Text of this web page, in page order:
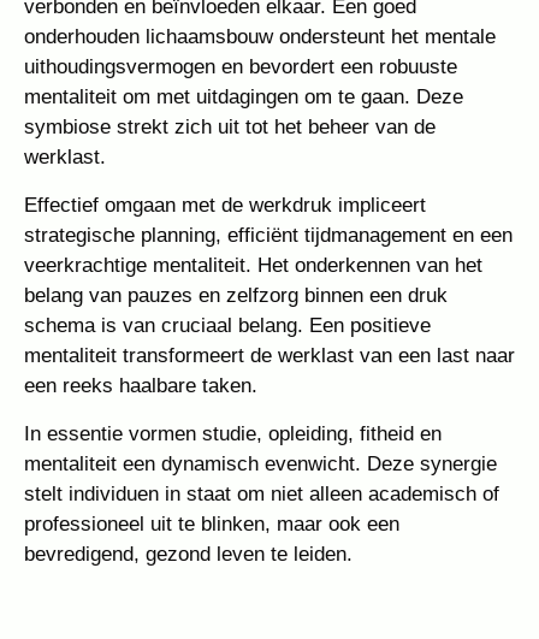
verbonden en beïnvloeden elkaar. Een goed
onderhouden lichaamsbouw ondersteunt het mentale
uithoudingsvermogen en bevordert een robuuste
mentaliteit om met uitdagingen om te gaan. Deze
symbiose strekt zich uit tot het beheer van de
werklast.
Effectief omgaan met de werkdruk impliceert
strategische planning, efficiënt tijdmanagement en een
veerkrachtige mentaliteit. Het onderkennen van het
belang van pauzes en zelfzorg binnen een druk
schema is van cruciaal belang. Een positieve
mentaliteit transformeert de werklast van een last naar
een reeks haalbare taken.
In essentie vormen studie, opleiding, fitheid en
mentaliteit een dynamisch evenwicht. Deze synergie
stelt individuen in staat om niet alleen academisch of
professioneel uit te blinken, maar ook een
bevredigend, gezond leven te leiden.